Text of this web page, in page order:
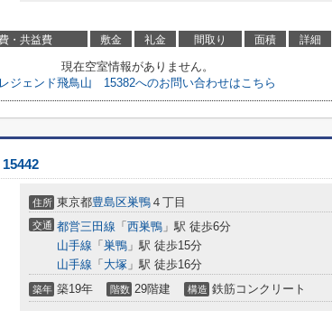
・共益費 敷金 礼金 間取り 面積 詳細
現在空室情報がありません。
レジェンド飛鳥山 15382へのお問い合わせはこちら
住所 東京都豊島区巣鴨 ４丁目
交通 都営三田線 「 西巣鴨 」駅 徒歩6分
山手線 「 巣鴨 」駅 徒歩15分
山手線 「 大塚 」駅 徒歩16分
築年 築19年 階数 29階建 構造 鉄筋コンクリート